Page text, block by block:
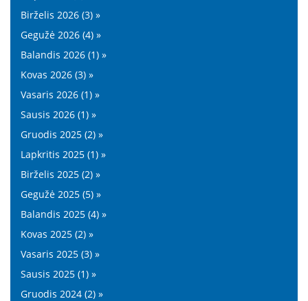
Birželis 2026 (3) »
Gegužė 2026 (4) »
Balandis 2026 (1) »
Kovas 2026 (3) »
Vasaris 2026 (1) »
Sausis 2026 (1) »
Gruodis 2025 (2) »
Lapkritis 2025 (1) »
Birželis 2025 (2) »
Gegužė 2025 (5) »
Balandis 2025 (4) »
Kovas 2025 (2) »
Vasaris 2025 (3) »
Sausis 2025 (1) »
Gruodis 2024 (2) »